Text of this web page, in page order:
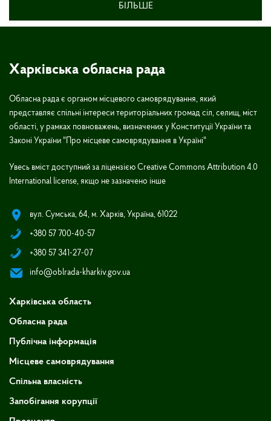
БІЛЬШЕ
Харківська обласна рада
Обласна рада є органом місцевого самоврядування, який
представляє спільні інтереси територіальних громад сіл, селищ, міст
області, у рамках повноважень, визначених у Конституції України та
Законі України "Про місцеве самоврядування в Україні"
Увесь вміст доступний за ліцензією Creative Commons Attribution 4.0
International license, якщо не зазначено інше
вул. Сумська, 64, м. Харків, Україна, 61022
+380 57 700-40-57
+380 57 341-27-07
info@oblrada-kharkiv.gov.ua
Харківська область
Обласна рада
Публічна інформація
Місцеве самоврядування
Спільна власність
Запобігання корупції